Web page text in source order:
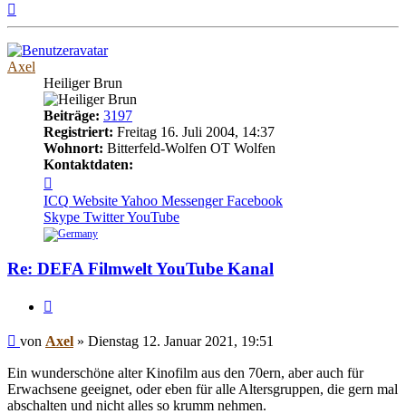
Axel
Heiliger Brun
Beiträge: 3197
Registriert: Freitag 16. Juli 2004, 14:37
Wohnort: Bitterfeld-Wolfen OT Wolfen
Kontaktdaten:
von
Axel
ICQ WebsiteYahoo Messenger Facebook
Skype TwitterYouTube
Re: DEFA Filmwelt YouTube Kanal
Beitrag
von Axel » Dienstag 12. Januar 2021, 19:51
Ein wunderschöne alter Kinofilm aus den 70ern, aber auch für
Erwachsene geeignet, oder eben für alle Altersgruppen, die gern mal
abschalten und nicht alles so krumm nehmen.